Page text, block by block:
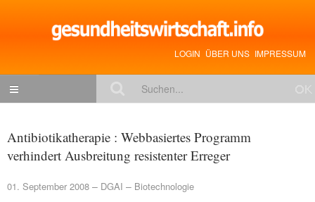
LOGIN ÜBER UNS IMPRESSUM
Gesundheitspolitik
Antibiotikatherapie : Webbasiertes Programm
verhindert Ausbreitung resistenter Erreger
01. September 2008 DGAI Biotechnologie